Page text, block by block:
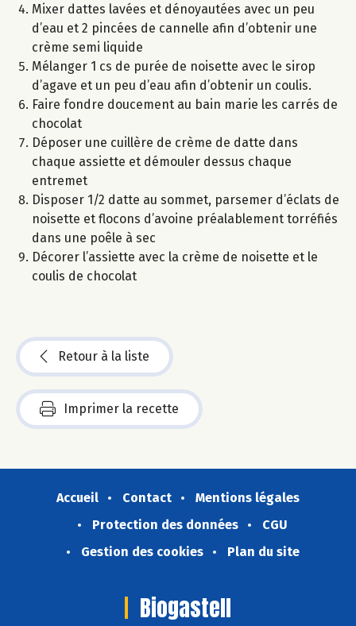
Mixer dattes lavées et dénoyautées avec un peu
d’eau et 2 pincées de cannelle afin d’obtenir une
crème semi liquide
Mélanger 1 cs de purée de noisette avec le sirop
d’agave et un peu d’eau afin d’obtenir un coulis.
Faire fondre doucement au bain marie les carrés de
chocolat
Déposer une cuillère de crème de datte dans
chaque assiette et démouler dessus chaque
entremet
Disposer 1/2 datte au sommet, parsemer d’éclats de
noisette et flocons d’avoine préalablement torréfiés
dans une poêle à sec
Décorer l’assiette avec la crème de noisette et le
coulis de chocolat
Retour à la liste
Imprimer la recette
Accueil Contact
Mentions légales
Protection des données
CGU
Gestion des cookies
Plan du site
Biogastell